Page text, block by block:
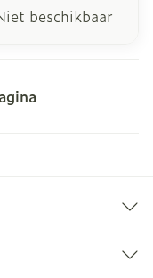
beschikbaar